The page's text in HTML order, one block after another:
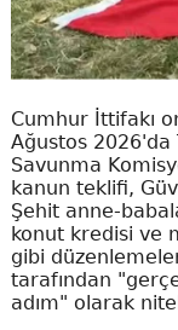
Cumhur İttifakı
Ağustos 2026'da
Savunma
kanun teklifi,
Şehit anne-
konut kredisi ve
gibi
tarafından
adım" olarak